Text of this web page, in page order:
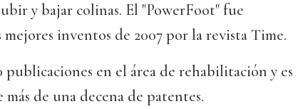
y bajar colinas. El "PowerFoot" fue
inventos de 2007 por la revista Time.
publicaciones en el área de rehabilitación y es
de una decena de patentes.